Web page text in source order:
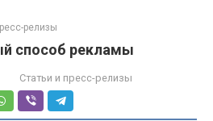
релизы
способ рекламы
Статьи и пресс-релизы